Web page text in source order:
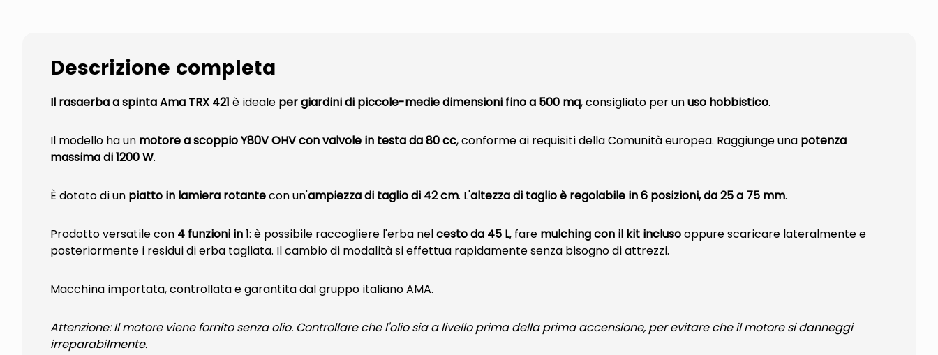
Descrizione completa
Il rasaerba a spinta Ama TRX 421 è ideale per giardini di piccole-medie dimensioni fino a 500 mq, consigliato per unuso hobbistico.
Il modello ha un motore a scoppio Y80V OHV con valvole in testa da 80 cc, conforme ai requisiti della Comunità europea. Raggiunge una potenza
massima di 1200 W.
È dotato di un piatto in lamiera rotantecon un'ampiezza di taglio di 42 cm. L'altezza di taglio è regolabile in 6 posizioni, da 25 a 75 mm.
Prodotto versatile con 4 funzioni in 1: è possibile raccogliere l'erba nelcesto da 45 L, fare mulching con il kit inclusooppure scaricare lateralmente e
posteriormente i residui di erba tagliata. Il cambio di modalità si effettua rapidamente senza bisogno di attrezzi.
Macchina importata, controllata e garantita dal gruppo italiano AMA.
Attenzione: Il motore viene fornito senza olio. Controllare che l'olio sia a livello prima della prima accensione, per evitare che il motore si danneggi
irreparabilmente.